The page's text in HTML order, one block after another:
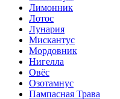
Лимонник
Лотос
Лунария
Мискантус
Мордовник
Нигелла
Овёс
Озотамнус
Пампасная Трава